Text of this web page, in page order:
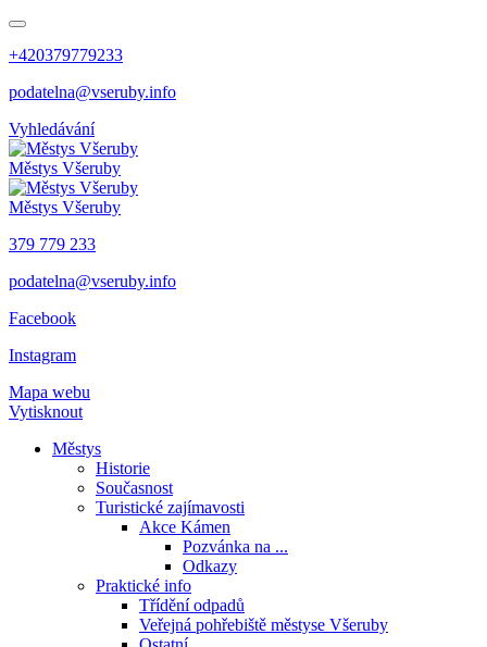
+420379779233
podatelna@vseruby.info
Vyhledávání
Městys Všeruby
Městys Všeruby
379 779 233
podatelna@vseruby.info
Facebook
Instagram
Mapa webu
Vytisknout
Městys
Historie
Současnost
Turistické zajímavosti
Akce Kámen
Pozvánka na ...
Odkazy
Praktické info
Třídění odpadů
Veřejná pohřebiště městyse Všeruby